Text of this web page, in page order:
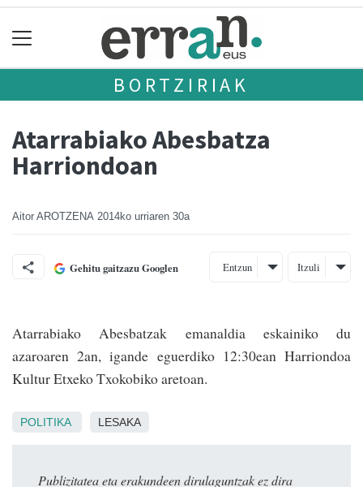
BORTZIRIAK
Atarrabiako Abesbatza
Harriondoan
Aitor AROTZENA 2014ko urriaren 30a
Gehitu gaitzazu Googlen Entzun Itzuli
Atarrabiako Abesba­tzak emanaldia eskainiko du
azaroaren 2an, igande eguerdiko 12:30­ean Harriondoa
Kultur Etxeko Txokobiko aretoan.
POLITIKA LESAKA
Publizitatea eta erakundeen dirulaguntzak ez dira